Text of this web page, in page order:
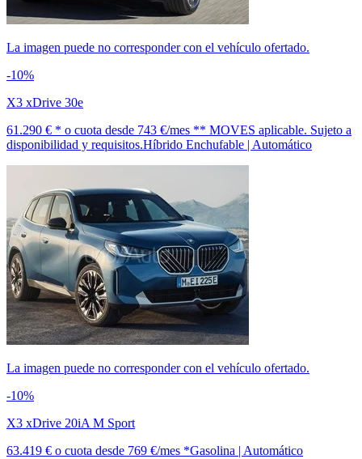
La imagen puede no corresponder con el vehículo ofertado.
-10%
X3 xDrive 30e
61.290 € * o cuota desde 743 €/mes ** MOVES aplicable. Sujeto a
disponibilidad y requisitos.Híbrido Enchufable | Automático
La imagen puede no corresponder con el vehículo ofertado.
-10%
X3 xDrive 20iA M Sport
63.419 € o cuota desde 769 €/mes *Gasolina | Automático